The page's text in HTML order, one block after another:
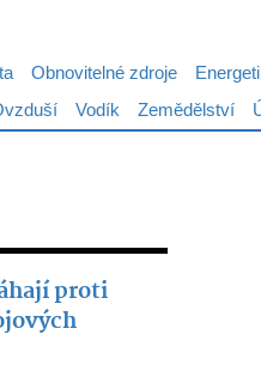
Obnovitelné zdroje
Vodík Zemědělství
proti